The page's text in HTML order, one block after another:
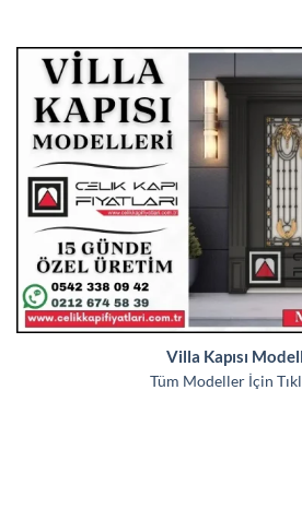
Villa Kapısı
Tüm Modeller İçin